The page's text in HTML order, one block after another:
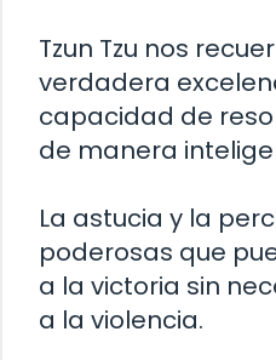
Tzun Tzu nos
verdadera
capacidad de
de manera
La astucia y la
poderosas que
a la victoria sin
a la violencia.